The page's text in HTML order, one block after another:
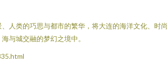
人类的巧思与都市的繁华，将大连的海洋文化、时
与城交融的梦幻之境中。